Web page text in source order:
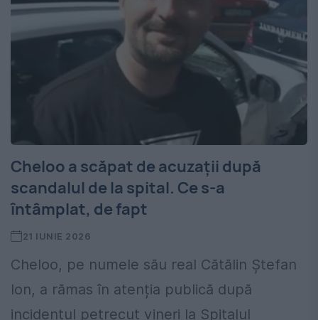
Cheloo a scăpat de acuzații după
scandalul de la spital. Ce s-a
întâmplat, de fapt
21 IUNIE 2026
Cheloo, pe numele său real Cătălin Ștefan
Ion, a rămas în atenția publică după
incidentul petrecut vineri la Spitalul